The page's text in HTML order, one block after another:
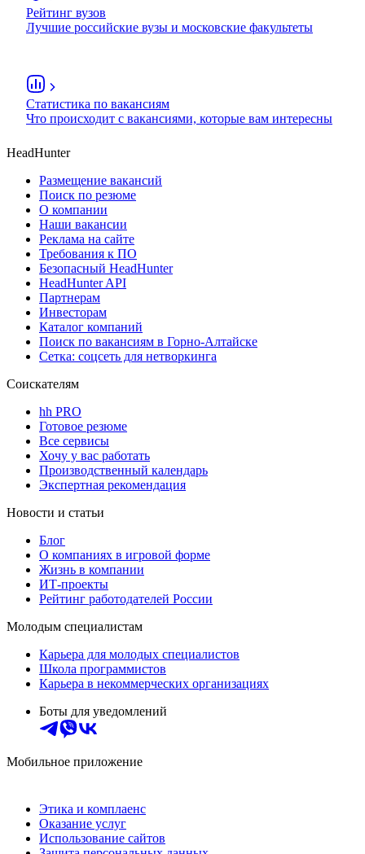
Рейтинг вузов
Лучшие российские вузы и московские факультеты
Статистика по вакансиям
Что происходит с вакансиями, которые вам интересны
HeadHunter
Размещение вакансий
Поиск по резюме
О компании
Наши вакансии
Реклама на сайте
Требования к ПО
Безопасный HeadHunter
HeadHunter API
Партнерам
Инвесторам
Каталог компаний
Поиск по вакансиям в Горно-Алтайске
Сетка: соцсеть для нетворкинга
Соискателям
hh PRO
Готовое резюме
Все сервисы
Хочу у вас работать
Производственный календарь
Экспертная рекомендация
Новости и статьи
Блог
О компаниях в игровой форме
Жизнь в компании
ИТ-проекты
Рейтинг работодателей России
Молодым специалистам
Карьера для молодых специалистов
Школа программистов
Карьера в некоммерческих организациях
Боты для уведомлений
Мобильное приложение
Этика и комплаенс
Оказание услуг
Использование сайтов